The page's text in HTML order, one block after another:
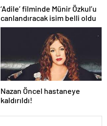
‘Adile’ filminde Münir Özkul’u
canlandıracak isim belli oldu
Nazan Öncel hastaneye
kaldırıldı!